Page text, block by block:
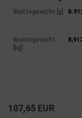
Bruttogewicht [g]
Bruttogewicht
[kg]
107,65 EUR